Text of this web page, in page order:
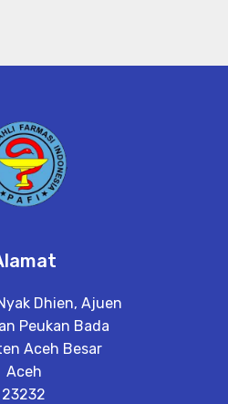
Dhien, Ajuen
Peukan Bada
Aceh Besar
Aceh
23232